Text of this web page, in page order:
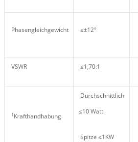
Phasengleichgewicht ≤±12°
VSWR ≤1,70:1
1 Krafthandhabung
Durchschnittlich
≤10 Watt
Spitze ≤1KW